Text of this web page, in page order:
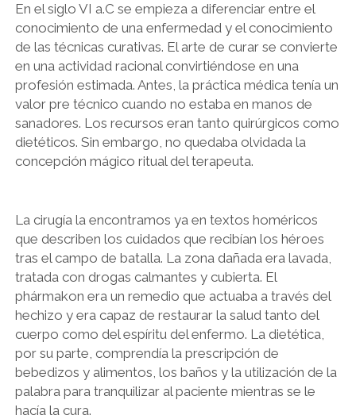
En el siglo VI a.C se empieza a diferenciar entre el
conocimiento de una enfermedad y el conocimiento
de las técnicas curativas. El arte de curar se convierte
en una actividad racional convirtiéndose en una
profesión estimada. Antes, la práctica médica tenía un
valor pre técnico cuando no estaba en manos de
sanadores. Los recursos eran tanto quirúrgicos como
dietéticos. Sin embargo, no quedaba olvidada la
concepción mágico ritual del terapeuta.
La cirugía la encontramos ya en textos homéricos
que describen los cuidados que recibían los héroes
tras el campo de batalla. La zona dañada era lavada,
tratada con drogas calmantes y cubierta. El
phármakon era un remedio que actuaba a través del
hechizo y era capaz de restaurar la salud tanto del
cuerpo como del espíritu del enfermo. La dietética,
por su parte, comprendía la prescripción de
bebedizos y alimentos, los baños y la utilización de la
palabra para tranquilizar al paciente mientras se le
hacía la cura.